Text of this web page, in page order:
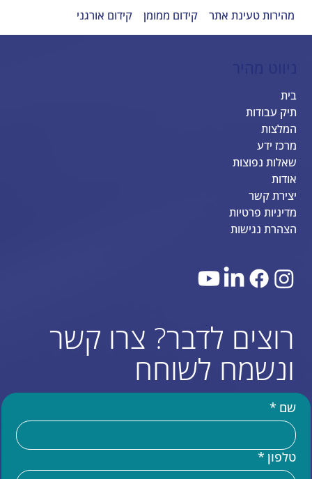
מהירות טעינת אתר
קידום ממומן קידום אורגני
בית
תיק עבודות
המלצות
מרכז ידע
שאלות נפוצות
אודות
יצירת קשר
מדיניות פרטיות
הצהרת נגישות
שם *
טלפון *
רוצים לדבר? צרו קשר
ונשמח לשוחח